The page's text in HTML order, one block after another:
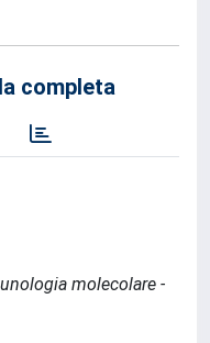
completa
molecolare -